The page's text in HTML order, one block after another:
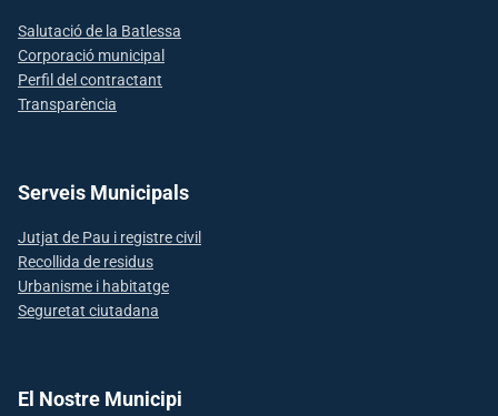
Salutació de la Batlessa
Corporació municipal
Perfil del contractant
Transparència
Serveis Municipals
Jutjat de Pau i registre civil
Recollida de residus
Urbanisme i habitatge
Seguretat ciutadana
El Nostre Municipi